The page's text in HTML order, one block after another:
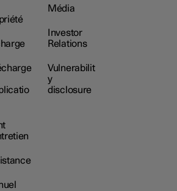
Média
Investor
Relations
Vulnerabilit
y
disclosure